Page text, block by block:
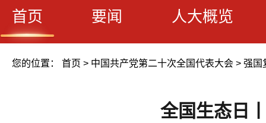
首页 要闻 人大概览
您的位置： 首页 > 中国共产党第二十次全国代表大会 > 强国
全国生态日